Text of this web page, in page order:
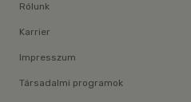
Rólunk
Karrier
Impresszum
Társadalmi programok